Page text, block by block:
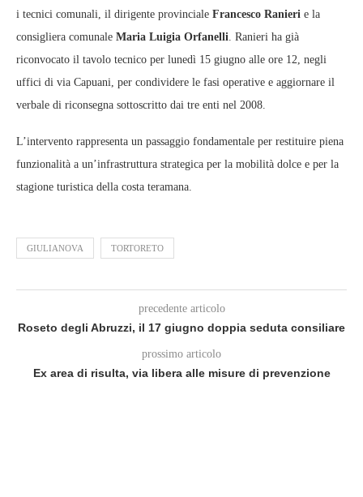
i tecnici comunali, il dirigente provinciale Francesco Ranieri e la
consigliera comunale Maria Luigia Orfanelli. Ranieri ha già
riconvocato il tavolo tecnico per lunedì 15 giugno alle ore 12, negli
uffici di via Capuani, per condividere le fasi operative e aggiornare il
verbale di riconsegna sottoscritto dai tre enti nel 2008.
L’intervento rappresenta un passaggio fondamentale per restituire piena
funzionalità a un’infrastruttura strategica per la mobilità dolce e per la
stagione turistica della costa teramana.
GIULIANOVA TORTORETO
precedente articolo
Roseto degli Abruzzi, il 17 giugno doppia seduta consiliare
prossimo articolo
Ex area di risulta, via libera alle misure di prevenzione